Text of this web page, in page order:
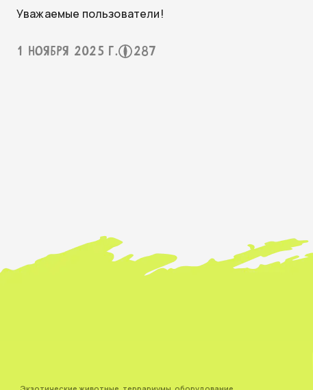
Уважаемые пользователи!
1 ноября 2025 г. 287